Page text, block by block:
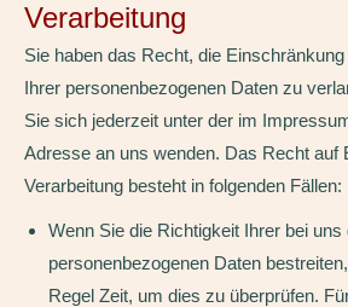
Verarbeitung
Sie haben das Recht, die
Ihrer personenbezogenen Daten zu
Sie sich jederzeit unter der im
Adresse an uns wenden. Das Recht auf
Verarbeitung besteht in folgenden Fällen:
Wenn Sie die Richtigkeit Ihrer bei
personenbezogenen Daten
Regel Zeit, um dies zu überprüfen.